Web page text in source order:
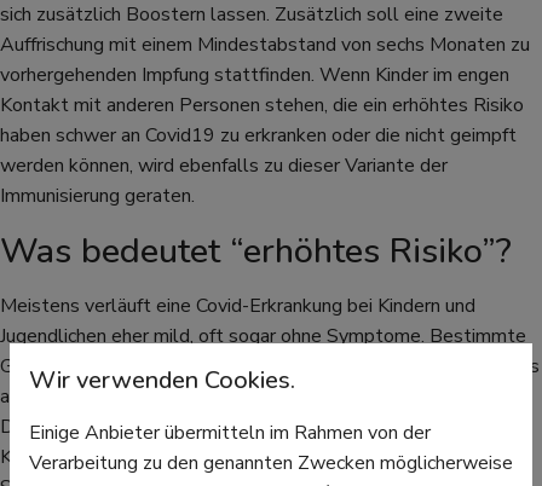
sich zusätzlich Boostern lassen. Zusätzlich soll eine zweite
Auffrischung mit einem Mindestabstand von sechs Monaten zu
vorhergehenden Impfung stattfinden. Wenn Kinder im engen
Kontakt mit anderen Personen stehen, die ein erhöhtes Risiko
haben schwer an Covid19 zu erkranken oder die nicht geimpft
werden können, wird ebenfalls zu dieser Variante der
Immunisierung geraten.
Was bedeutet “erhöhtes Risiko”?
Meistens verläuft eine Covid-Erkrankung bei Kindern und
Jugendlichen eher mild, oft sogar ohne Symptome. Bestimmte
Grunderkrankungen erhöhen jedoch sowohl bei Erwachsenen als
auch bei Kindern das Risiko, schwer an Covid19 zu erkranken.
Das Coronavirus kann bei ihnen schneller schwere Schäden im
Körper anrichten. Dazu gehören Diabetes und ähnliche
Wir verwenden Cookies.
Einige Anbieter übermitteln im Rahmen von der
Verarbeitung zu den genannten Zwecken möglicherweise